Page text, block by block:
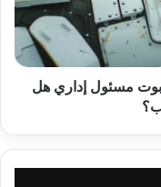
مسئول إداري هل